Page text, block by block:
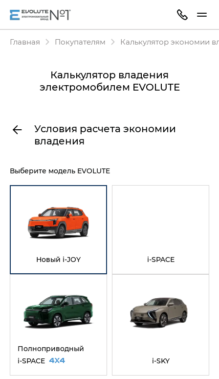
Главная Покупателям Калькулятор экономии
Калькулятор владения
электромобилем EVOLUTE
Условия расчета экономии
владения
Выберите модель EVOLUTE
Новый i‑JOY
i‑SKY
i-SPACE
Полноприводный
i‑SPACE